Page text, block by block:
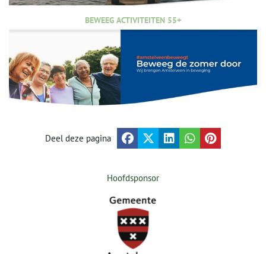
BEWEEG ACTIVITEITEN 55+
Deel deze pagina
Hoofdsponsor